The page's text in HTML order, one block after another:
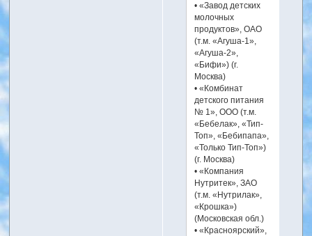
• «Завод детских
молочных
продуктов», ОАО
(т.м. «Агуша-1»,
«Агуша-2»,
«Бифи») (г.
Москва)
• «Комбинат
детского питания
№ 1», ООО (т.м.
«Бебелак», «Тип-
Топ», «Бебипапа»,
«Только Тип-Топ»)
(г. Москва)
• «Компания
Нутритек», ЗАО
(т.м. «Нутрилак»,
«Крошка»)
(Московская обл.)
• «Красноярский»,